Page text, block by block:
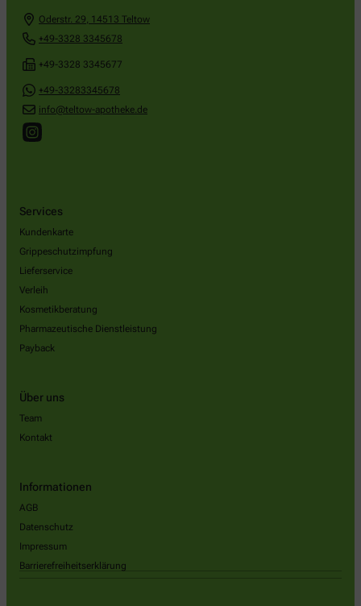
Oderstr. 29, 14513 Teltow
+49-3328 3345678
+49-3328 3345677
+49-33283345678
info@teltow-apotheke.de
Services
Kundenkarte
Grippeschutzimpfung
Lieferservice
Verleih
Kosmetikberatung
Pharmazeutische Dienstleistung
Payback
Über uns
Team
Kontakt
Informationen
AGB
Datenschutz
Impressum
Barrierefreiheitserklärung